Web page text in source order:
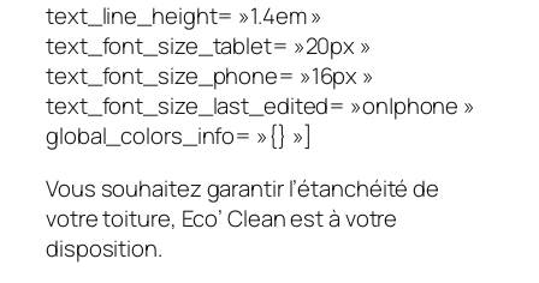
text_line_height= »1.4em »
text_font_size_tablet= »20px »
text_font_size_phone= »16px »
text_font_size_last_edited= »on|phone »
global_colors_info= »{} »]
Vous souhaitez garantir l’étanchéité de
votre toiture, Eco’ Clean est à votre
disposition.